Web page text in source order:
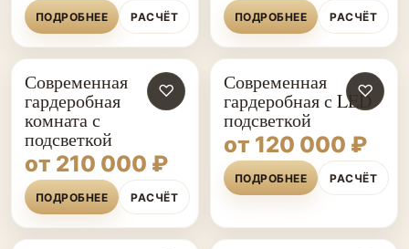
ПОДРОБНЕЕ РАСЧЁТ ПОДРОБНЕЕ РАСЧЁТ
♡
Современная
гардеробная
комната с
подсветкой
от 210 000 ₽
ПОДРОБНЕЕ РАСЧЁТ
♡
Современная
гардеробная с LED
подсветкой
от 120 000 ₽
ПОДРОБНЕЕ РАСЧЁТ